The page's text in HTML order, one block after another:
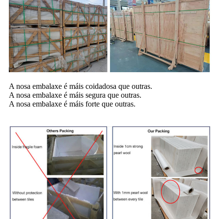
A nosa embalaxe é máis coidadosa que outras.
A nosa embalaxe é máis segura que outras.
A nosa embalaxe é máis forte que outras.